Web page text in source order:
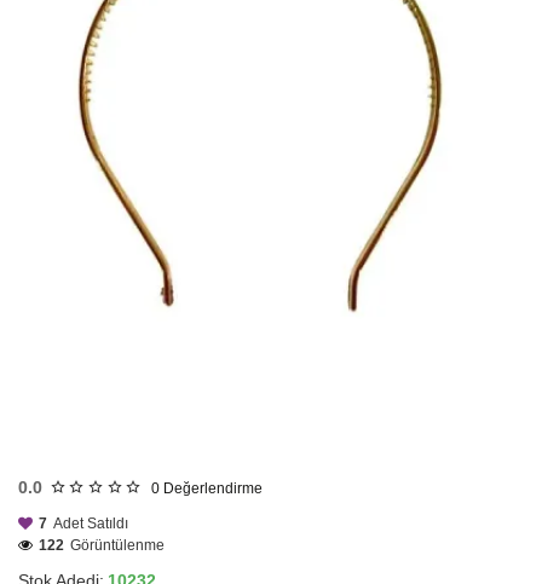
0.0 0 Değerlendirme
7 Adet Satıldı
122 Görüntülenme